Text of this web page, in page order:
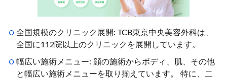
全国規模のクリニック展開: TCB東京中央美容外科は、
全国に112院以上のクリニックを展開しています。
幅広い施術メニュー: 顔の施術からボディ、肌、その他
と幅広い施術メニューを取り揃えています。 特に、二